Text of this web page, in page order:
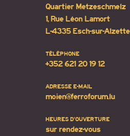
Quartier Metzeschmelz
1, Rue Léon Lamort
L-4335 Esch-sur-Alzette
TÉLÉPHONE
+352 621 20 19 12
ADRESSE E-MAIL
moien@ferroforum.lu
HEURES D'OUVERTURE
sur rendez-vous